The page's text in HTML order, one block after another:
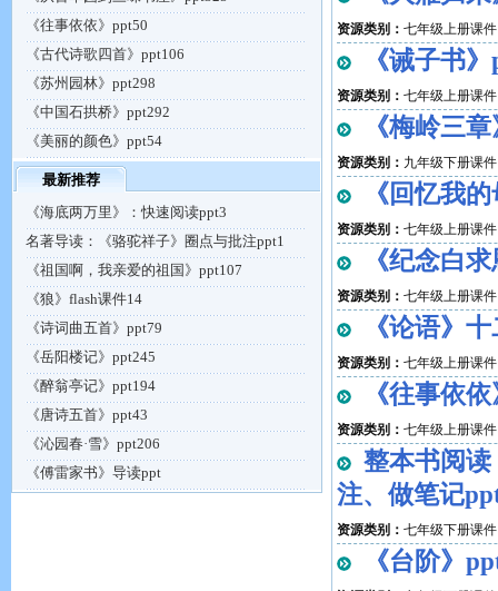
《往事依依》ppt50
《古代诗歌四首》ppt106
《苏州园林》ppt298
《中国石拱桥》ppt292
《美丽的颜色》ppt54
最新推荐
《海底两万里》：快速阅读ppt3
名著导读：《骆驼祥子》圈点与批注ppt1
《祖国啊，我亲爱的祖国》ppt107
《狼》flash课件14
《诗词曲五首》ppt79
《岳阳楼记》ppt245
《醉翁亭记》ppt194
《唐诗五首》ppt43
《沁园春·雪》ppt206
《傅雷家书》导读ppt
资源类别： 七年级上册课件
《诫子书
资源类别： 七年级上册课件
《梅岭三
资源类别： 九年级下册课件
《回忆我
资源类别： 七年级上册课件
《纪念白
资源类别： 七年级上册课件
《论语》
资源类别： 七年级上册课件
《往事依
资源类别： 七年级上册课件
整本书阅
注、做笔记
资源类别： 七年级下册课件
《台阶》